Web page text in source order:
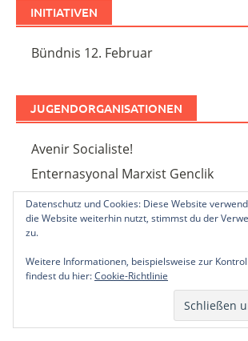
INITIATIVEN
Bündnis 12. Februar
JUGENDORGANISATIONEN
Avenir Socialiste!
Enternasyonal Marxist Genclik
THEORIE
Marxistisches Internet Archiv
Trotzkistisches Archiv Österreich
Datenschutz und Cookies: Diese Website
die Website weiterhin nutzt, stimmst du der
zu.
Weitere Informationen, beispielsweise zur
findest du hier:Cookie-Richtlinie